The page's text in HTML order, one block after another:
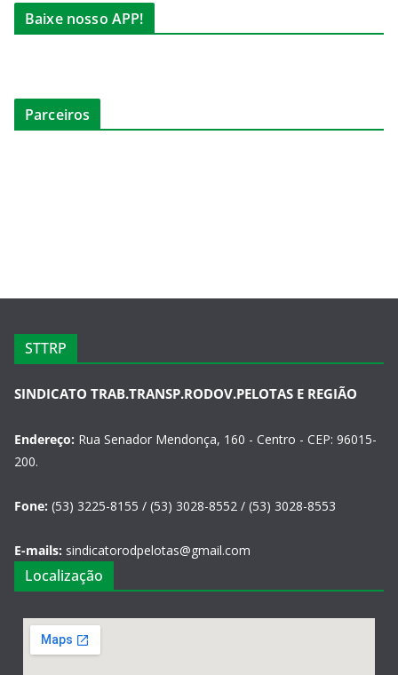
Baixe nosso APP!
Parceiros
STTRP
SINDICATO TRAB.TRANSP.RODOV.PELOTAS E REGIÃO
Endereço: Rua Senador Mendonça, 160 - Centro - CEP: 96015-
200.
Fone: (53) 3225-8155 / (53) 3028-8552 / (53) 3028-8553
E-mails: sindicatorodpelotas@gmail.com
Localização